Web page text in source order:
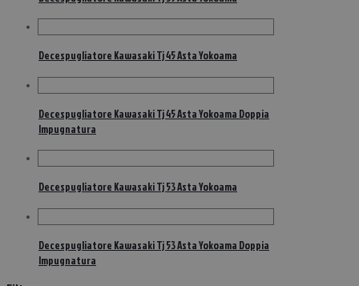
Decespugliatore Kawasaki Tj 45 Asta Yokoama
Decespugliatore Kawasaki Tj 45 Asta Yokoama Doppia
Impugnatura
Decespugliatore Kawasaki Tj 53 Asta Yokoama
Decespugliatore Kawasaki Tj 53 Asta Yokoama Doppia
Impugnatura